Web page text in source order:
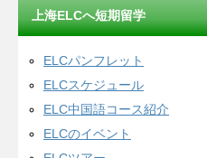
上海ELCへ短期留学
ELCパンフレット
ELCスケジュール
ELC中国語コース紹介
ELCのイベント